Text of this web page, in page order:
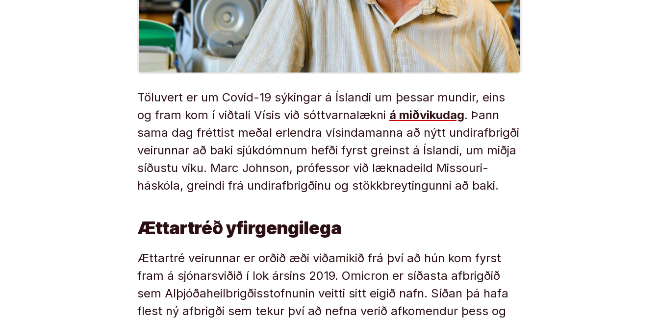
Töluvert er um Covid-19 sýkingar á Íslandi um þessar mundir, eins
og fram kom í viðtali Vísis við sóttvarnalækni á miðvikudag. Þann
sama dag fréttist meðal erlendra vísindamanna að nýtt undirafbrigði
veirunnar að baki sjúkdómnum hefði fyrst greinst á Íslandi, um miðja
síðustu viku. Marc Johnson, prófessor við læknadeild Missouri-
háskóla, greindi frá undirafbrigðinu og stökkbreytingunni að baki.
Ættartréð yfirgengilega
Ættartré veirunnar er orðið æði viðamikið frá því að hún kom fyrst
fram á sjónarsviðið í lok ársins 2019. Omicron er síðasta afbrigðið
sem Alþjóðaheilbrigðisstofnunin veitti sitt eigið nafn. Síðan þá hafa
flest ný afbrigði sem tekur því að nefna verið afkomendur þess og